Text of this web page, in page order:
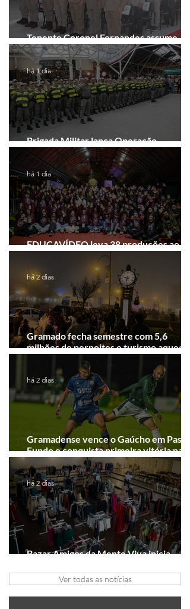
Tenente Coronel Fernandes assume
comando do 41º BPM em Gramado
Brigada Militar lança Operação
Convergência na Região das Hortênsias
há 1 dia
EDUCAVÍDEO leva 38 produções ao
Festival de Cinema de Gramado
há 1 dia
Gramado fecha semestre com 5,6
milhões de pernoites e turismo
Junho desponta!
há 2 dias
Gramadense vence o Gaúcho em Passo
Fundo e conquista primeira vitória na
Série A2
há 2 dias
Bazar Amigos da Mente Viva inicia
há 2 dias
Ver todas as notícias